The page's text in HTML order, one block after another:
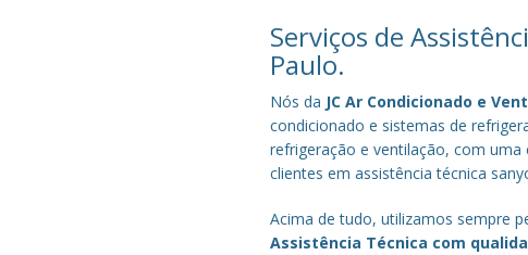
Serviços de
Paulo.
Nós da JC Ar Condicionado e
condicionado e sistemas de
refrigeração e ventilação, com
clientes em assistência técnica
Acima de tudo, utilizamos sempre
Assistência Técnica com